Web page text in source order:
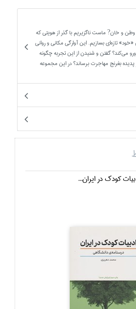
و خان? ماست ناگزيريم با گذر از هويتي که
تازه‌اي بسازيم. اين آوارگي مکاني و رواني
مي‌کند؟ گفتن و شنيدن از اين تجربه چگونه
پديده بغرنج مهاجرت برساند؟ در اين مجموعه
كودك در ايران...